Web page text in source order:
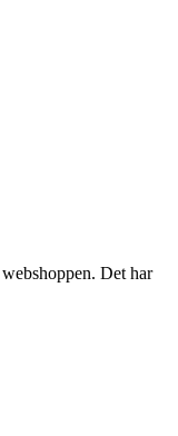
Det har